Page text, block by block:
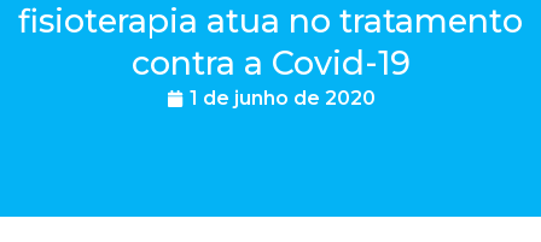
fisioterapia atua no tratamento
contra a Covid-19
1 de junho de 2020